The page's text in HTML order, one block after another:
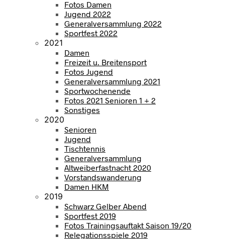
Fotos Damen
Jugend 2022
Generalversammlung 2022
Sportfest 2022
2021
Damen
Freizeit u. Breitensport
Fotos Jugend
Generalversammlung 2021
Sportwochenende
Fotos 2021 Senioren 1 + 2
Sonstiges
2020
Senioren
Jugend
Tischtennis
Generalversammlung
Altweiberfastnacht 2020
Vorstandswanderung
Damen HKM
2019
Schwarz Gelber Abend
Sportfest 2019
Fotos Trainingsauftakt Saison 19/20
Relegationsspiele 2019